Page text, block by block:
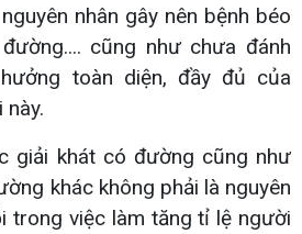
nhân gây nên bệnh béo
cũng như chưa đánh
toàn diện, đầy đủ của
này.
giải khát có đường cũng như
khác không phải là nguyên
trong việc làm tăng tỉ lệ người